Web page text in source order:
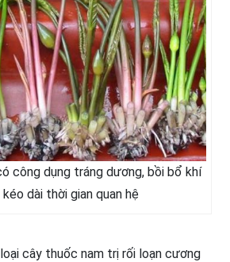
công dụng tráng dương, bồi bổ khí
dài thời gian quan hệ
cây thuốc nam trị rối loạn cương